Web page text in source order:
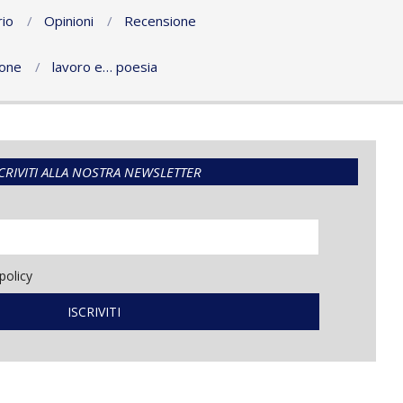
Opinioni Recensione
lavoro e… poesia
ALLA NOSTRA NEWSLETTER